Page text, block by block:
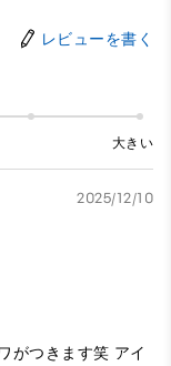
レビューを書く
大きい
2025/12/10
がつきます笑 アイ